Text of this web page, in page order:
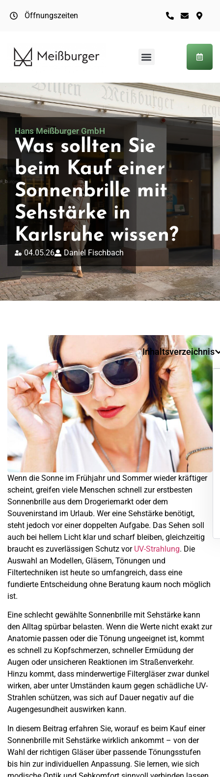
Öffnungszeiten
Hans Meißburger GmbH
Was sollten Sie
beim Kauf einer
Sonnenbrille mit
Sehstärke in
Karlsruhe wissen?
04.05.26 Daniel Fischbach
Wenn die Sonne im Frühjahr und Sommer wieder kräftiger
scheint, greifen viele Menschen schnell zur erstbesten
Sonnenbrille aus dem Drogeriemarkt oder dem
Souvenirstand im Urlaub. Wer eine Sehstärke benötigt,
steht jedoch vor einer doppelten Aufgabe. Das Sehen soll
auch bei hellem Licht klar und scharf bleiben, gleichzeitig
braucht es zuverlässigen Schutz vor UV-Strahlung. Die
Auswahl an Modellen, Gläsern, Tönungen und
Filtertechniken ist heute so umfangreich, dass eine
fundierte Entscheidung ohne Beratung kaum noch möglich
ist.
Eine schlecht gewählte Sonnenbrille mit Sehstärke kann
den Alltag spürbar belasten. Wenn die Werte nicht exakt zur
Anatomie passen oder die Tönung ungeeignet ist, kommt
es schnell zu Kopfschmerzen, schneller Ermüdung der
Augen oder unsicheren Reaktionen im Straßenverkehr.
Hinzu kommt, dass minderwertige Filtergläser zwar dunkel
wirken, aber unter Umständen kaum gegen schädliche UV-
Strahlen schützen, was sich auf Dauer negativ auf die
Augengesundheit auswirken kann.
In diesem Beitrag erfahren Sie, worauf es beim Kauf einer
Sonnenbrille mit Sehstärke wirklich ankommt – von der
Wahl der richtigen Gläser über passende Tönungsstufen
bis hin zur individuellen Anpassung. Sie lernen, wie sich
Inhaltsverzeichnis